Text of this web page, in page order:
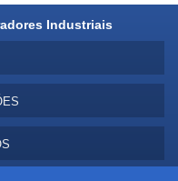
Industriais